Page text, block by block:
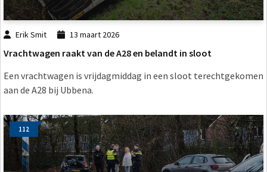
Erik Smit 13 maart 2026
Vrachtwagen raakt van de A28 en belandt in sloot
Een vrachtwagen is vrijdagmiddag in een sloot terechtgekomen
aan de A28 bij Ubbena.
112